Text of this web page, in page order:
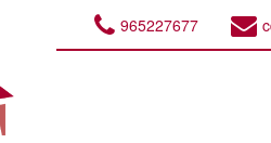
965227677